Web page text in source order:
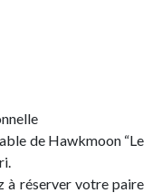
de Hawkmoon “Le
à réserver votre paire